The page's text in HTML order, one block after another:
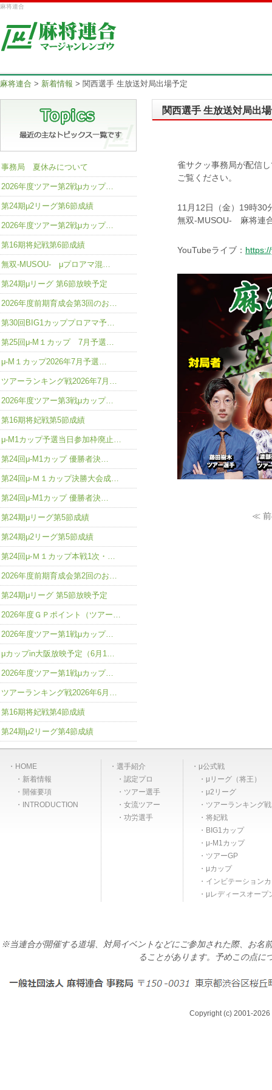
麻将連合
麻将連合 > 新着情報 > 関西選手 生放送対局出場予定
関西選手 生放送対局出
雀サクッ事務局が配信
ご覧ください。
11月12日（金）19時30
無双-MUSOU- 麻将連
YouTubeライブ：
≪ 前
事務局 夏休みについて
2026年度ツアー第2戦μカップ…
第24期μ2リーグ第6節成績
2026年度ツアー第2戦μカップ…
第16期将妃戦第6節成績
無双-MUSOU- μプロアマ混…
第24期μリーグ 第6節放映予定
2026年度前期育成会第3回のお…
第30回BIG1カッププロアマ予…
第25回μ-M１カップ 7月予選…
μ-M１カップ2026年7月予選…
ツアーランキング戦2026年7月…
2026年度ツアー第3戦μカップ…
第16期将妃戦第5節成績
μ-M1カップ予選当日参加枠廃止…
第24回μ-M1カップ 優勝者決…
第24回μ-Ｍ１カップ決勝大会成…
第24回μ-M1カップ 優勝者決…
第24期μリーグ第5節成績
第24期μ2リーグ第5節成績
第24回μ-Ｍ１カップ本戦1次・…
2026年度前期育成会第2回のお…
第24期μリーグ 第5節放映予定
2026年度ＧＰポイント（ツアー…
2026年度ツアー第1戦μカップ…
μカップin大阪放映予定（6月1…
2026年度ツアー第1戦μカップ…
ツアーランキング戦2026年6月…
第16期将妃戦第4節成績
第24期μ2リーグ第4節成績
HOME
新着情報
開催要項
INTRODUCTION
選手紹介
認定プロ
ツアー選手
女流ツアー
功労選手
μ公式戦
μリーグ（将王）
μ2リーグ
ツアーランキング
将妃戦
BIG1カップ
μ-M1カップ
ツアーGP
μカップ
インビテーション
μレディースオープ
※当連合が開催する道場、対局イベントなどにご参加された際、お名
ることがあります。予めこの点に
Copyright (c) 2001-